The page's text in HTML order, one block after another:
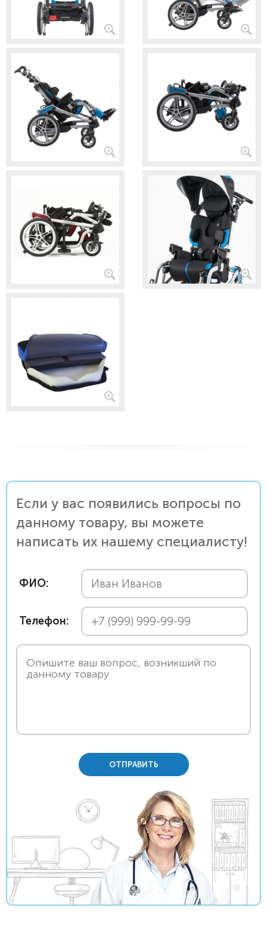
Если у вас появились вопросы по
данному товару, вы можете
написать их нашему специалисту!
ФИО:
Телефон:
ОТПРАВИТЬ